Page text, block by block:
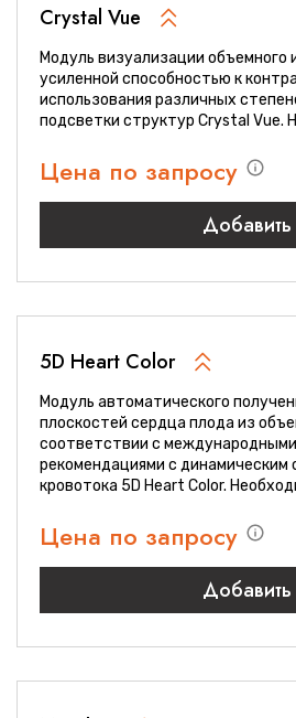
Crystal Vue
Модуль визуализации объемного
усиленной способностью к
использования различных
подсветки структур Crystal Vue.
Цена по запросу
Добавить
5D Heart Color
Модуль автоматического
плоскостей сердца плода из
соответствии с
рекомендациями с динамическим
кровотока 5D Heart Color.
Цена по запросу
Добавить